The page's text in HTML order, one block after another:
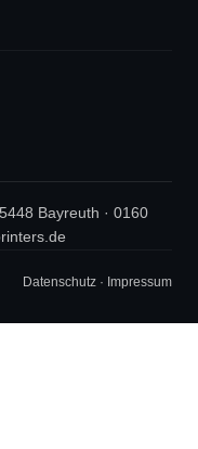
Bayreuth · 0160
Datenschutz · Impressum